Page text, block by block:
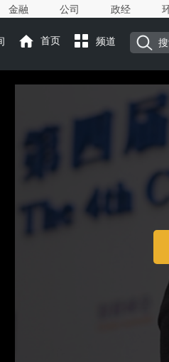
金融 公司 政经
首页 频道